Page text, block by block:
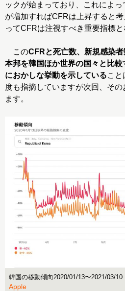
ックが始まっており、これによ
が増加すればCFRは上昇すると
ってCFRは注視すべき重要指標と
このCFRと死亡数、新規感染
本邦を韓国ほか世界の国々と比
におかしな挙動を示していること
度も指摘していますが次回、その
ます。
韓国の移動傾向2020/01/13〜2021/03/10
Apple